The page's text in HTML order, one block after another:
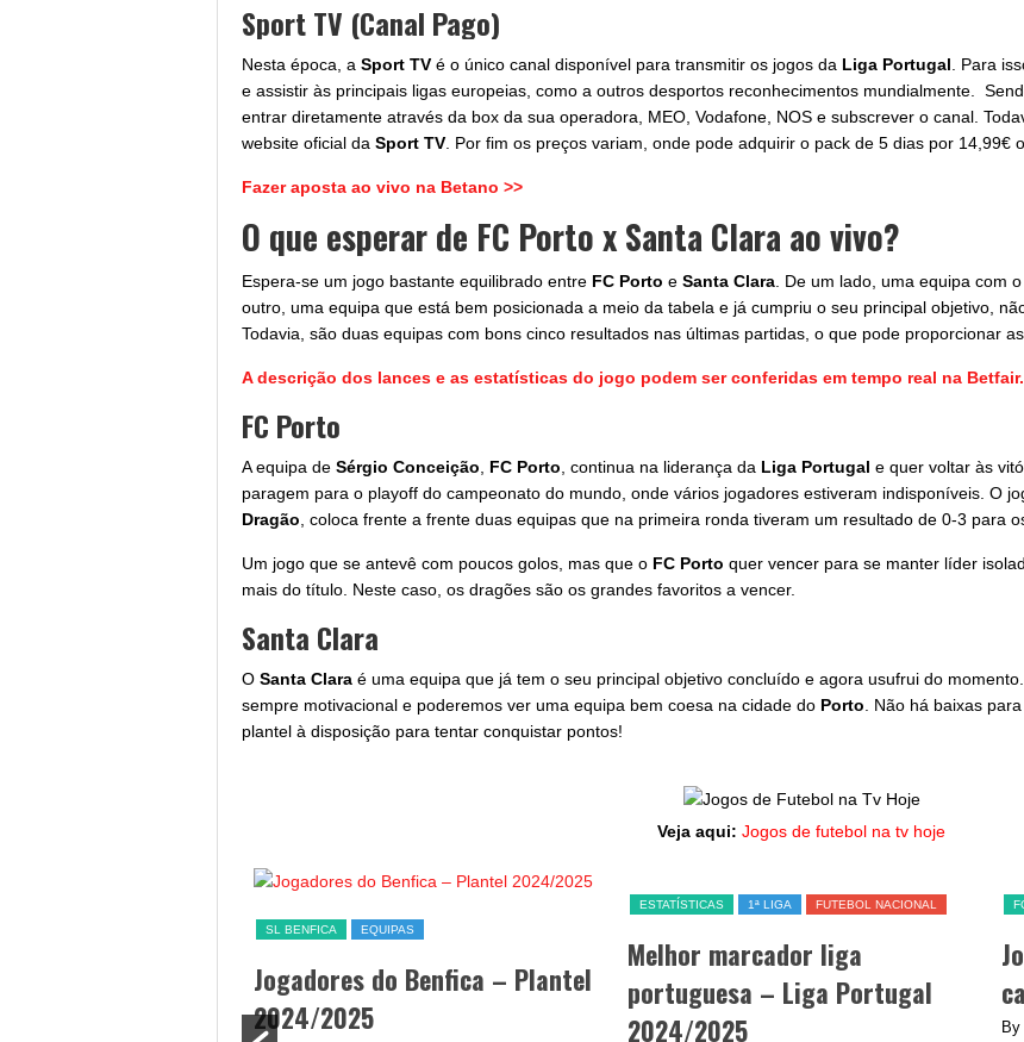
Sport TV (Canal Pago)
Nesta época, a Sport TV é o único canal disponível para transmitir os jogos da Liga Portugal . Para
e assistir às principais ligas europeias, como a outros desportos reconhecimentos mundialmente.
entrar diretamente através da box da sua operadora, MEO, Vodafone, NOS e subscrever o canal.
website oficial da Sport TV . Por fim os preços variam, onde pode adquirir o pack de 5 dias por 14,99€
Fazer aposta ao vivo na Betano >>
O que esperar de FC Porto x Santa Clara ao vivo?
Espera-se um jogo bastante equilibrado entre FC Porto e Santa Clara . De um lado, uma equipa com
outro, uma equipa que está bem posicionada a meio da tabela e já cumpriu o seu principal objetivo,
Todavia, são duas equipas com bons cinco resultados nas últimas partidas, o que pode proporcionar
A descrição dos lances e as estatísticas do jogo podem ser conferidas em tempo real na Betfair.
FC Porto
A equipa de Sérgio Conceição FC Porto , continua na liderança da Liga Portugal e quer voltar às
paragem para o playoff do campeonato do mundo, onde vários jogadores estiveram indisponíveis. O
Dragão , coloca frente a frente duas equipas que na primeira ronda tiveram um resultado de 0-3 para
Um jogo que se antevê com poucos golos, mas que o FC Porto quer vencer para se manter líder
mais do título. Neste caso, os dragões são os grandes favoritos a vencer.
Santa Clara
O Santa Clara é uma equipa que já tem o seu principal objetivo concluído e agora usufrui do
sempre motivacional e poderemos ver uma equipa bem coesa na cidade do Porto . Não há baixas
plantel à disposição para tentar conquistar pontos!
Veja aqui: Jogos de futebol na tv hoje
SL BENFICA EQUIPAS
Jogadores do Benfica – Plantel
2024/2025
ESTATÍSTICAS 1ª LIGA FUTEBOL NACIONAL
Melhor marcador liga
portuguesa – Liga Portugal
2024/2025